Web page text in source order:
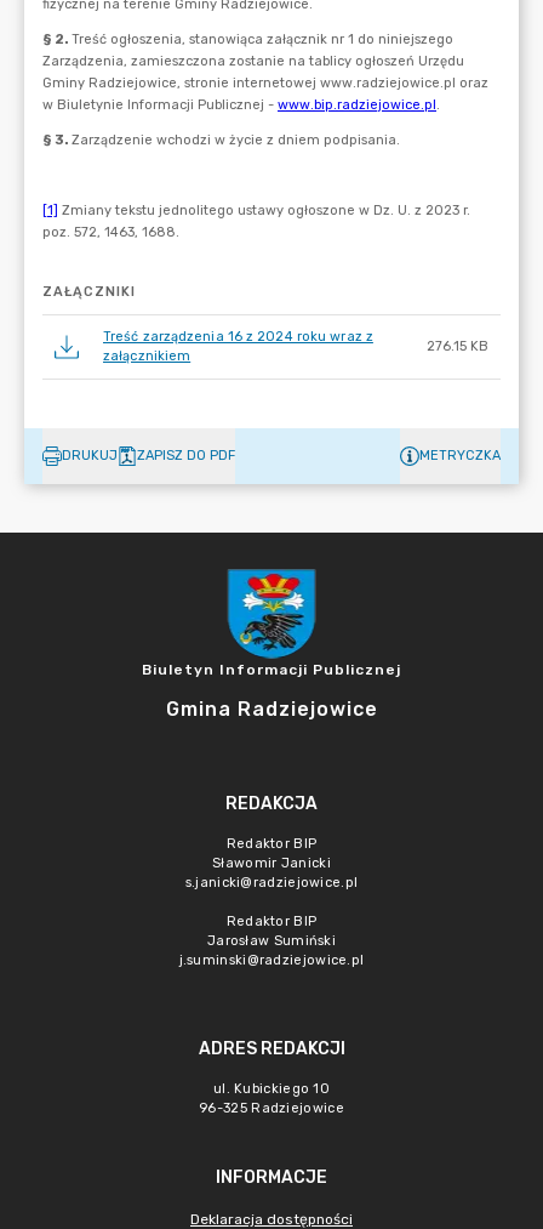
ZAŁĄCZNIKI
Treść zarządzenia 16 z 2024 roku wraz z
załącznikiem
276.15 KB
DRUKUJ ZAPISZ DO PDF METRYCZKA
Biuletyn Informacji Publicznej
Gmina Radziejowice
REDAKCJA
Redaktor BIP
Sławomir Janicki
s.janicki@radziejowice.pl
Redaktor BIP
Jarosław Sumiński
j.suminski@radziejowice.pl
ADRES REDAKCJI
ul. Kubickiego 10
96-325 Radziejowice
INFORMACJE
Deklaracja dostępności